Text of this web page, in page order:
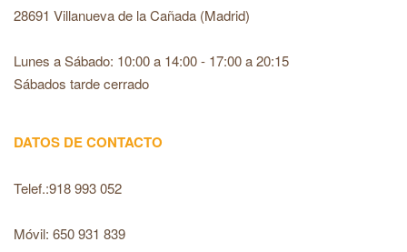
28691 Villanueva de la Cañada (Madrid)
Lunes a Sábado: 10:00 a 14:00 - 17:00 a 20:15
Sábados tarde cerrado
DATOS DE CONTACTO
Telef.:918 993 052
Móvil: 650 931 839